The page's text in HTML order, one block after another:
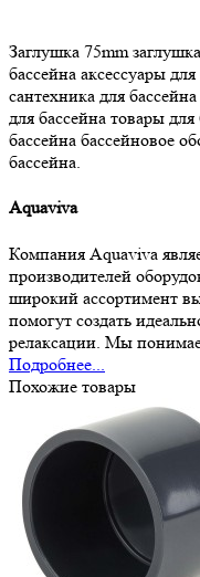
Заглушка 75mm
бассейна аксессуары
сантехника для бассейна
для бассейна товары для
бассейна бассейновое
бассейна.
Aquaviva
Компания Aquaviva
производителей
широкий ассортимент
помогут создать
релаксации. Мы
Подробнее...
Похожие товары